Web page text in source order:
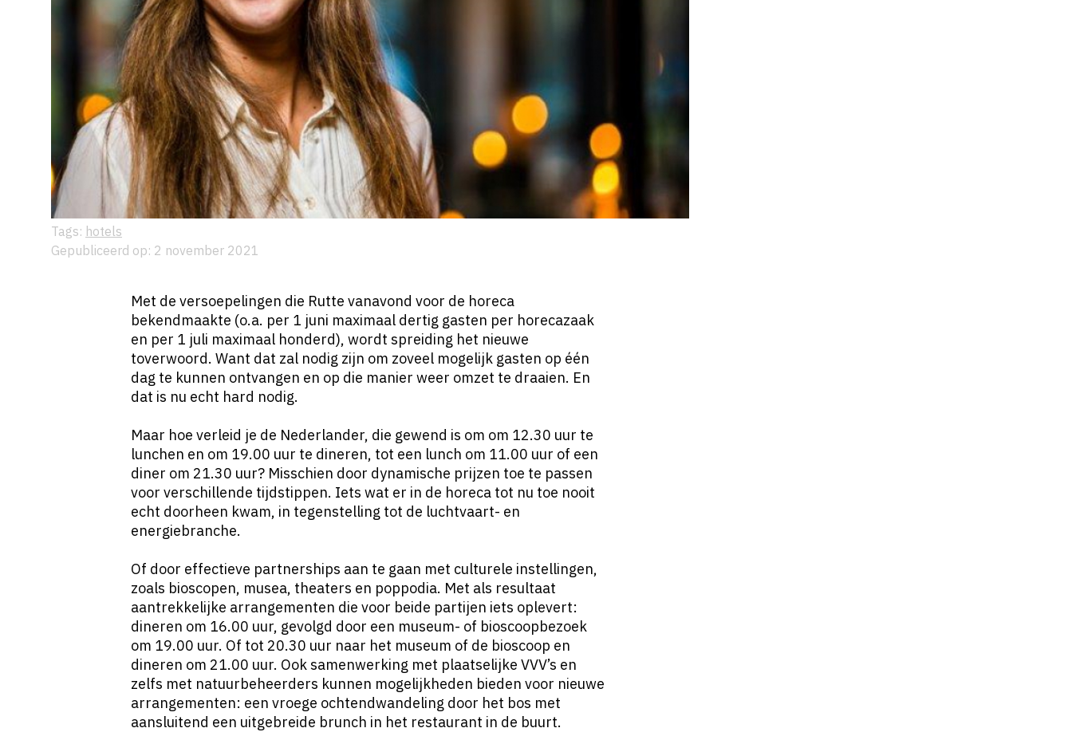
Tags: hotels
Gepubliceerd op: 2 november 2021
Met de versoepelingen die Rutte vanavond voor de horeca
bekendmaakte (o.a. per 1 juni maximaal dertig gasten per horecazaak
en per 1 juli maximaal honderd), wordt spreiding het nieuwe
toverwoord. Want dat zal nodig zijn om zoveel mogelijk gasten op één
dag te kunnen ontvangen en op die manier weer omzet te draaien. En
dat is nu echt hard nodig.
Maar hoe verleid je de Nederlander, die gewend is om om 12.30 uur te
lunchen en om 19.00 uur te dineren, tot een lunch om 11.00 uur of een
diner om 21.30 uur? Misschien door dynamische prijzen toe te passen
voor verschillende tijdstippen. Iets wat er in de horeca tot nu toe nooit
echt doorheen kwam, in tegenstelling tot de luchtvaart- en
energiebranche.
Of door effectieve partnerships aan te gaan met culturele instellingen,
zoals bioscopen, musea, theaters en poppodia. Met als resultaat
aantrekkelijke arrangementen die voor beide partijen iets oplevert:
dineren om 16.00 uur, gevolgd door een museum- of bioscoopbezoek
om 19.00 uur. Of tot 20.30 uur naar het museum of de bioscoop en
dineren om 21.00 uur. Ook samenwerking met plaatselijke VVV’s en
zelfs met natuurbeheerders kunnen mogelijkheden bieden voor nieuwe
arrangementen: een vroege ochtendwandeling door het bos met
aansluitend een uitgebreide brunch in het restaurant in de buurt.